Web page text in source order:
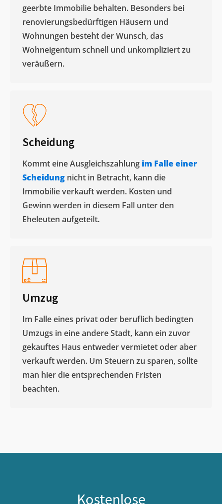
geerbte Immobilie behalten. Besonders bei
renovierungsbedürftigen Häusern und
Wohnungen besteht der Wunsch, das
Wohneigentum schnell und unkompliziert zu
veräußern. ​
Scheidung
Kommt eine Ausgleichszahlung im Falle einer
Scheidung nicht in Betracht, kann die
Immobilie verkauft werden. Kosten und
Gewinn werden in diesem Fall unter den
Eheleuten aufgeteilt.​
Umzug
Im Falle eines privat oder beruflich bedingten
Umzugs in eine andere Stadt, kann ein zuvor
gekauftes Haus entweder vermietet oder aber
verkauft werden. Um Steuern zu sparen, sollte
man hier die entsprechenden Fristen
beachten.
Kostenlose